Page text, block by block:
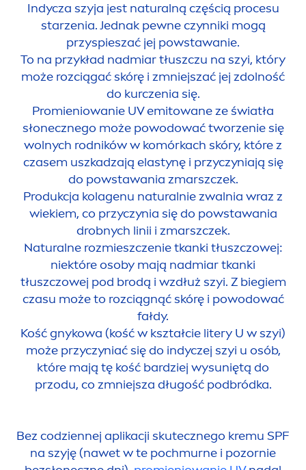
Indycza szyja jest naturalną częścią procesu
starzenia. Jednak pewne czynniki mogą
przyspieszać jej powstawanie.
To na przykład nadmiar tłuszczu na szyi, który
może rozciągać skórę i zmniejszać jej zdolność
do kurczenia się.
Promieniowanie UV emitowane ze światła
słonecznego może powodować tworzenie się
wolnych rodników w komórkach skóry, które z
czasem uszkadzają elastynę i przyczyniają się
do powstawania zmarszczek.
Produkcja kolagenu naturalnie zwalnia wraz z
wiekiem, co przyczynia się do powstawania
drobnych linii i zmarszczek.
Naturalne rozmieszczenie tkanki tłuszczowej:
niektóre osoby mają nadmiar tkanki
tłuszczowej pod brodą i wzdłuż szyi. Z biegiem
czasu może to rozciągnąć skórę i powodować
fałdy.
Kość gnykowa (kość w kształcie litery U w szyi)
może przyczyniać się do indyczej szyi u osób,
które mają tę kość bardziej wysuniętą do
przodu, co zmniejsza długość podbródka.
Bez codziennej aplikacji skutecznego kremu SPF
na szyję (nawet w te pochmurne i pozornie